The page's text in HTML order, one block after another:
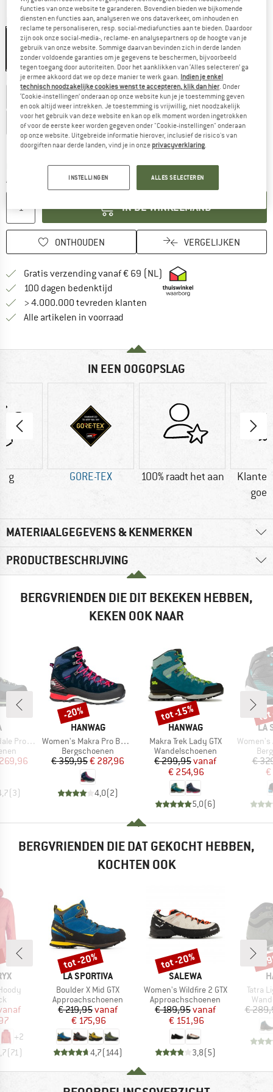
Kleur:Icefall / Sulphur
-15%
Kies een maat:
EU36 EU37 EU37,5 EU38 EU39 EU39,5
EU40 EU40,5 EU41,5 EU42 EU42,5 EU43
Maattabel
Levertijd: 3-5 werkdagenDe link wordt geopend in een infovak en bevat
Aantal:
IN DE WINKELMAND
ONTHOUDEN VERGELIJKEN
Gratis verzending vanaf € 69 (NL) Vind hier de
100 dagen bedenktijd Vind de betalingsinformatie hier!
> 4.000.000 tevreden klanten
Alle artikelen in voorraad
IN EEN OOGOPSLAG
g GORE-TEX 100% raadt het aan
MATERIAALGEGEVENS & KENMERKEN
PRODUCTBESCHRIJVING
BERGVRIENDEN DIE DIT BEKEKEN HEBBEN,
KEKEN OOK NAAR
GTX Mid
prijs
(3)
MERK
HANWAG
Artikel
Women's Makra Pro Bunion GTX
Productgroep
Bergschoenen
Prijs
€ 359,95Verlaagde prijs
€ 287,96
4,0(2)
Korting
-20%
MERK
HANWAG
Artikel
Makra Trek Lady GTX
Productgroep
Wandelschoenen
Prijs
€ 299,95Verlaagde prijs
vanaf
€ 254,96
5,0(6)
Korting
tot -15%
LA
Artikel
Women's
€
€
tot
BERGVRIENDEN DIE DAT GEKOCHT HEBBEN,
KOCHTEN OOK
prijs
+2
(71 )
MERK
LA SPORTIVA
Artikel
Boulder X Mid GTX
Productgroep
Approachschoenen
Prijs
€ 219,95Verlaagde prijs
vanaf
€ 175,96
4,7(144)
Korting
tot -20%
MERK
SALEWA
Artikel
Women's Wildfire 2 GTX
Productgroep
Approachschoenen
Prijs
€ 189,95Verlaagde prijs
vanaf
€ 151,96
3,8(5)
Korting
tot -20%
Artikel
Tatra
€
-
functies van onze website te garanderen. Bovendien bieden we bijkomende
diensten en functies aan, analyseren we ons dataverkeer, om inhouden en
reclame te personaliseren, resp. social-mediafuncties aan te bieden. Daardoor
zijn ook onze social-media-, reclame- en analysepartners op de hoogte van je
gebruik van onze website. Sommige daarvan bevinden zich in derde landen
zonder voldoende garanties om je gegevens te beschermen, bijvoorbeeld
tegen toegang door autoriteiten. Door het aanklikken van ‘Alles selecteren’ ga
je ermee akkoord dat we op deze manier te werk gaan. Indien je enkel
technisch noodzakelijke cookies wenst te accepteren, klik dan hier . Onder
‘Cookie-instellingen’ onderaan op onze website kun je je toestemming geven
en ook altijd weer intrekken. Je toestemming is vrijwillig, niet noodzakelijk
voor het gebruik van deze website en kan op elk moment worden ingetrokken
of voor de eerste keer worden gegeven onder "Cookie-instellingen" onderaan
op onze website. Uitgebreide informatie hierover, inclusief de risico's van
doorgiften naar derde landen, vind je in onze privacyverklaring
INSTELLINGEN ALLES SELECTEREN